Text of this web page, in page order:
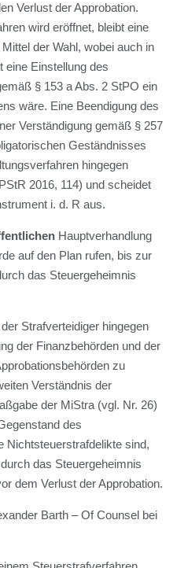
Verlust der Approbation.
wird eröffnet, bleibt eine
der Wahl, wobei auch in
eine Einstellung des
§ 153 a Abs. 2 StPO ein
wäre. Eine Beendigung des
Verständigung gemäß § 257
Geständnisses
hingegen
2016, 114) und scheidet
i. d. R aus.
Hauptverhandlung
auf den Plan rufen, bis zur
das Steuergeheimnis
Strafverteidiger hingegen
der Finanzbehörden und der
zu
Verständnis der
der MiStra (vgl. Nr. 26)
des
Nichtsteuerstrafdelikte sind,
das Steuergeheimnis
dem Verlust der Approbation.
Barth – Of Counsel bei